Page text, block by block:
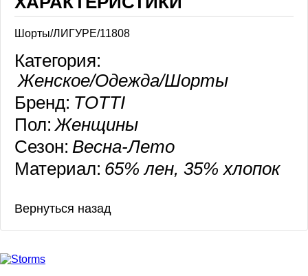
Шорты/ЛИГУРЕ/11808
Категория:
Женское/Одежда/Шорты
Бренд: TOTTI
Пол: Женщины
Сезон: Весна-Лето
Материал: 65% лен, 35% хлопок